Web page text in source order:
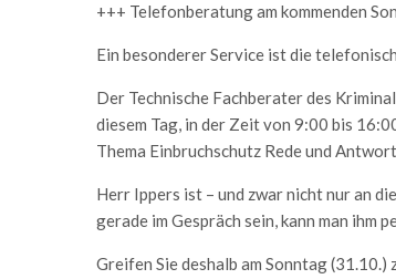
+++ Telefonberatung am kommenden
Ein besonderer Service ist die
Der Technische Fachberater des
diesem Tag, in der Zeit von 9:00 bis
Thema Einbruchschutz Rede und
Herr Ippers ist – und zwar nicht nur an
gerade im Gespräch sein, kann man ihm
Greifen Sie deshalb am Sonntag